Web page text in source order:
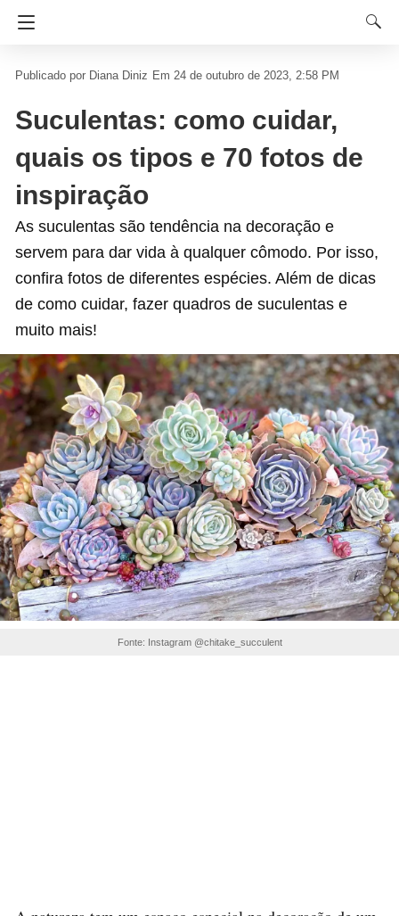
Diana Diniz Em 24 de outubro de 2023, 2:58 PM
Suculentas: como cuidar,
quais os tipos e 70 fotos de
inspiração
As suculentas são tendência na decoração e
servem para dar vida à qualquer cômodo. Por isso,
confira fotos de diferentes espécies. Além de dicas
de como cuidar, fazer quadros de suculentas e
muito mais!
Fonte: Instagram @chitake_succulent